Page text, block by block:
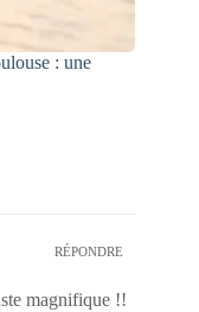
: une
RÉPONDRE
magnifique !!